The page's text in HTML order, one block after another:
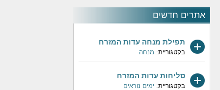
אתרים חדשים
תפילת מנחה עדות המזרח
בקטגוריית: מנחה
סליחות עדות המזרח
בקטגוריית: ימים נוראים